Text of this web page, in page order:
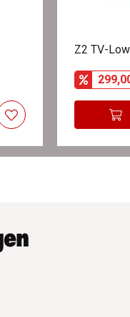
Z2 TV-